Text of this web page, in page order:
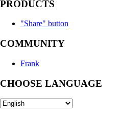
PRODUCTS
"Share" button
COMMUNITY
Frank
CHOOSE LANGUAGE